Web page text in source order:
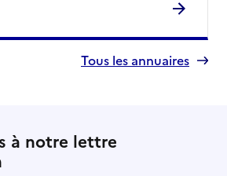
Tous les annuaires
à notre lettre